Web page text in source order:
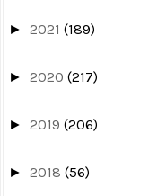
► 2021 (189)
► 2020 (217)
► 2019 (206)
► 2018 (56)